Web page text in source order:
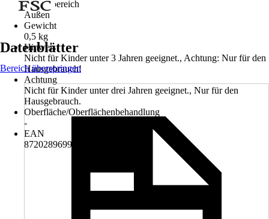
Einsatzbereich
Außen
Gewicht
0,5 kg
Hinweis
Nicht für Kinder unter 3 Jahren geeignet., Achtung: Nur für den
Hausgebrauch!
Achtung
Nicht für Kinder unter drei Jahren geeignet., Nur für den
Hausgebrauch.
Oberfläche/Oberflächenbehandlung
-
EAN
8720289699000
Datenblätter
Bereich überspringen